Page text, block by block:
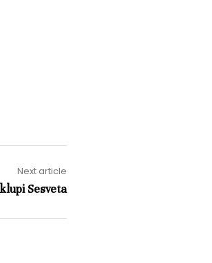
Next article
Sesveta